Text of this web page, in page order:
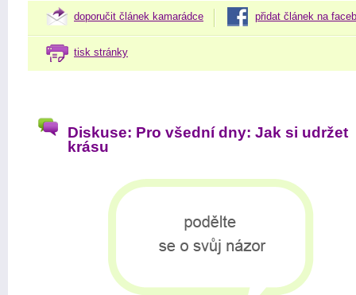
doporučit článek kamarádce přidat článek na
tisk stránky
Diskuse: Pro všední dny: Jak si udržet
krásu